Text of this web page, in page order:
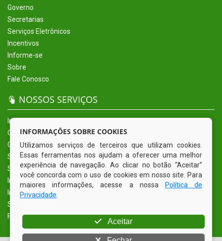
Governo
Secretarias
Serviços Eletrônicos
Incentivos
Informe-se
Sobre
Fale Conosco
NOSSOS SERVIÇOS
Início
O Município
Governo
Secretarias
Serviços Eletrônicos
Incentivos
Informe-se
Sobre
Fale Conosco
INFORMAÇÕES SOBRE COOKIES
Utilizamos serviços de terceiros que utilizam cookies.
Essas ferramentas nos ajudam a oferecer uma melhor
experiência de navegação. Ao clicar no botão “Aceitar”
você concorda com o uso de cookies em nosso site. Para
maiores informações, acesse a nossa
Política de
Privacidade
Aceitar